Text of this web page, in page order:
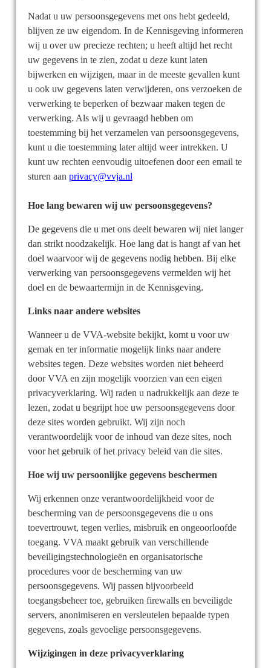
Nadat u uw persoonsgegevens met ons hebt gedeeld,
blijven ze uw eigendom. In de Kennisgeving informeren
wij u over uw precieze rechten; u heeft altijd het recht
uw gegevens in te zien, zodat u deze kunt laten
bijwerken en wijzigen, maar in de meeste gevallen kunt
u ook uw gegevens laten verwijderen, ons verzoeken de
verwerking te beperken of bezwaar maken tegen de
verwerking. Als wij u gevraagd hebben om
toestemming bij het verzamelen van persoonsgegevens,
kunt u die toestemming later altijd weer intrekken. U
kunt uw rechten eenvoudig uitoefenen door een email te
sturen aan privacy@vvja.nl
Hoe lang bewaren wij uw persoonsgegevens?
De gegevens die u met ons deelt bewaren wij niet langer
dan strikt noodzakelijk. Hoe lang dat is hangt af van het
doel waarvoor wij de gegevens nodig hebben. Bij elke
verwerking van persoonsgegevens vermelden wij het
doel en de bewaartermijn in de Kennisgeving.
Links naar andere websites
Wanneer u de VVA-website bekijkt, komt u voor uw
gemak en ter informatie mogelijk links naar andere
websites tegen. Deze websites worden niet beheerd
door VVA en zijn mogelijk voorzien van een eigen
privacyverklaring. Wij raden u nadrukkelijk aan deze te
lezen, zodat u begrijpt hoe uw persoonsgegevens door
deze sites worden gebruikt. Wij zijn noch
verantwoordelijk voor de inhoud van deze sites, noch
voor het gebruik of het privacy beleid van die sites.
Hoe wij uw persoonlijke gegevens beschermen
Wij erkennen onze verantwoordelijkheid voor de
bescherming van de persoonsgegevens die u ons
toevertrouwt, tegen verlies, misbruik en ongeoorloofde
toegang. VVA maakt gebruik van verschillende
beveiligingstechnologieën en organisatorische
procedures voor de bescherming van uw
persoonsgegevens. Wij passen bijvoorbeeld
toegangsbeheer toe, gebruiken firewalls en beveiligde
servers, anonimiseren en versleutelen bepaalde typen
gegevens, zoals gevoelige persoonsgegevens.
Wijzigingen in deze privacyverklaring